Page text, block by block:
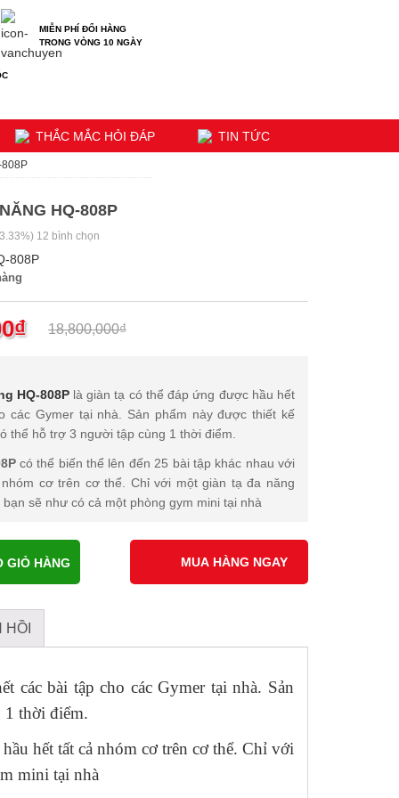
MIỄN PHÍ ĐỔI HÀNG
TRONG VÒNG 10 NGÀY
THẮC MẮC HỎI ĐÁP TIN TỨC
808P
HQ-808P
12 bình chọn
808P
18,800,000₫
₫
HQ-808Plà giàn tạ có thể đáp ứng được hầu hết
các Gymer tại nhà. Sản phẩm này được thiết kế
thể hỗ trợ 3 người tập cùng 1 thời điểm.
có thể biến thể lên đến 25 bài tập khác nhau với
cơ trên cơ thể. Chỉ với một giàn tạ đa năng
sẽ như có cả một phòng gym mini tại nhà
GIỎ HÀNG
các bài tập cho các Gymer tại nhà. Sản
1 thời điểm.
hết tất cả nhóm cơ trên cơ thể. Chỉ với
mini tại nhà